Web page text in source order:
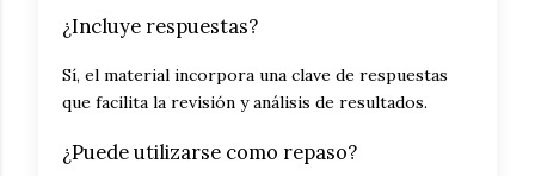
¿Incluye respuestas?
Sí, el material incorpora una clave de respuestas
que facilita la revisión y análisis de resultados.
¿Puede utilizarse como repaso?